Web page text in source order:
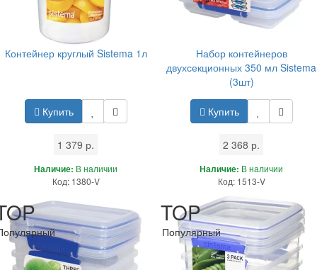
Контейнер круглый Sistema 1л
Купить
1 379 р.
Наличие: В наличии
Код: 1380-V
Набор контейнеров
двухсекционных 350 мл Sistema
(3шт)
Купить
2 368 р.
Наличие: В наличии
Код: 1513-V
TOP
Популярный